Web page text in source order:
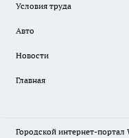
Условия труда
Авто
Новости
Главная
Городской интернет-портал